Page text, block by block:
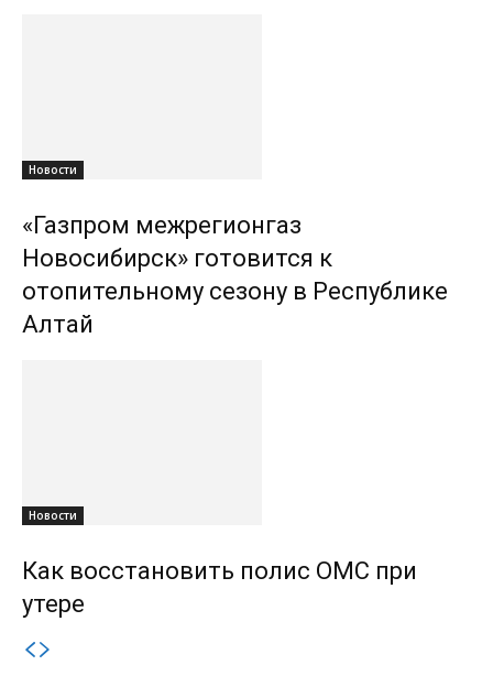
Новости
«Газпром межрегионгаз
Новосибирск» готовится к
отопительному сезону в Республике
Алтай
Новости
Как восстановить полис ОМС при
утере